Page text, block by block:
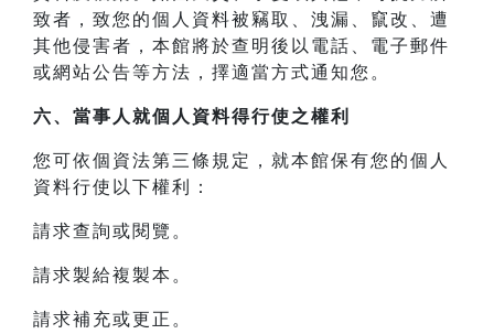
致者，致您的個人資料被竊取、洩漏、竄改、遭
其他侵害者，本館將於查明後以電話、電子郵件
或網站公告等方法，擇適當方式通知您。
六、當事人就個人資料得行使之權利
您可依個資法第三條規定，就本館保有您的個人
資料行使以下權利：
請求查詢或閱覽。
請求製給複製本。
請求補充或更正。